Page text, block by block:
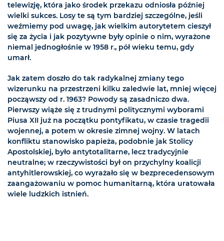
telewizję, która jako środek przekazu odniosła później
wielki sukces. Losy te są tym bardziej szczególne, jeśli
weźmiemy pod uwagę, jak wielkim autorytetem cieszył
się za życia i jak pozytywne były opinie o nim, wyrażone
niemal jednogłośnie w 1958 r., pół wieku temu, gdy
umarł.
Jak zatem doszło do tak radykalnej zmiany tego
wizerunku na przestrzeni kilku zaledwie lat, mniej więcej
począwszy od r. 1963? Powody są zasadniczo dwa.
Pierwszy wiąże się z trudnymi politycznymi wyborami
Piusa XII już na początku pontyfikatu, w czasie tragedii
wojennej, a potem w okresie zimnej wojny. W latach
konfliktu stanowisko papieża, podobnie jak Stolicy
Apostolskiej, było antytotalitarne, lecz tradycyjnie
neutralne; w rzeczywistości był on przychylny koalicji
antyhitlerowskiej, co wyrażało się w bezprecedensowym
zaangażowaniu w pomoc humanitarną, która uratowała
wiele ludzkich istnień.